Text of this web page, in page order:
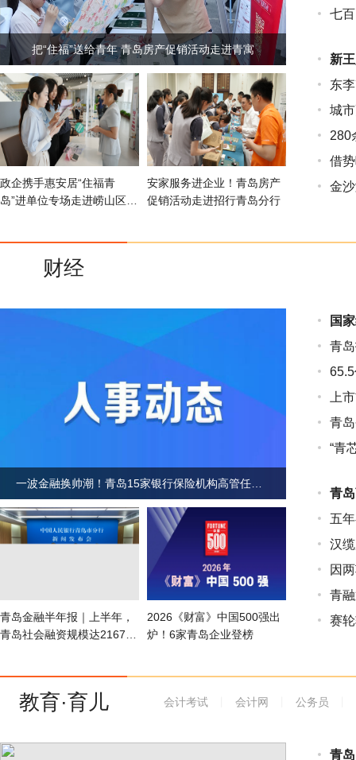
把“住福”送给青年 青岛房产促销活动走进青寓
政企携手惠安居“住福青
岛”进单位专场走进崂山区政
安家服务进企业！青岛房产
促销活动走进招行青岛分行
七
新
东
城
280
借
金
财经
青岛金融半年报｜上半年，
青岛社会融资规模达2167亿
2026《财富》中国500强出
炉！6家青岛企业登榜
国
青
65.5
上
青
“青
青
五
汉
因
青
赛轮
教育·育儿 会计考试 会计网 公务员
青